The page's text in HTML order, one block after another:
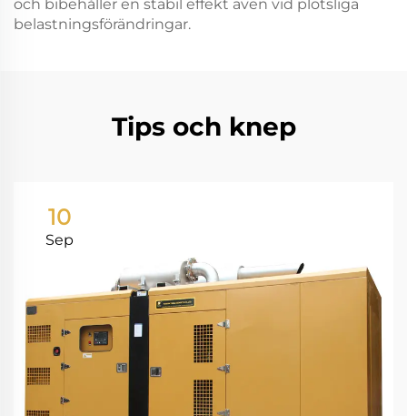
och bibehåller en stabil effekt även vid plötsliga
belastningsförändringar.
Tips och knep
10
Sep